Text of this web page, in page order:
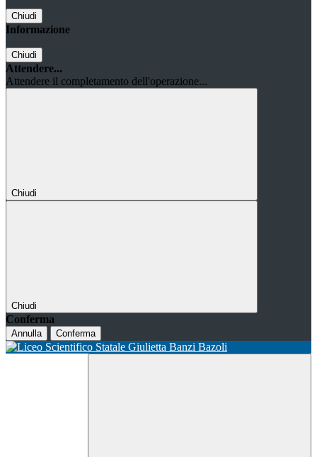
Chiudi
Informazione
Chiudi
Attendere...
Attendere il completamento dell'operazione...
Chiudi
Chiudi
Conferma
Annulla Conferma